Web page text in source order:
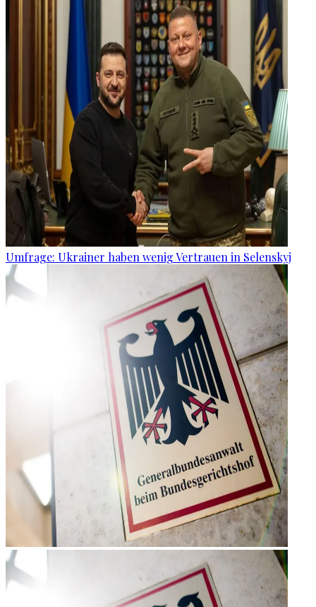
Umfrage: Ukrainer haben wenig Vertrauen in Selenskyj